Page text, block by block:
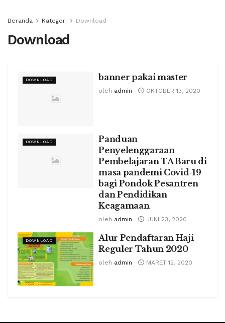
Beranda Kategori Download
Download
DOWNLOAD banner pakai master
oleh admin OKTOBER 13, 2020
DOWNLOAD
Panduan
Penyelenggaraan
Pembelajaran TA Baru di
masa pandemi Covid-19
bagi Pondok Pesantren
dan Pendidikan
Keagamaan
oleh admin JUNI 23, 2020
DOWNLOAD
Alur Pendaftaran Haji
Reguler Tahun 2020
oleh admin MARET 12, 2020